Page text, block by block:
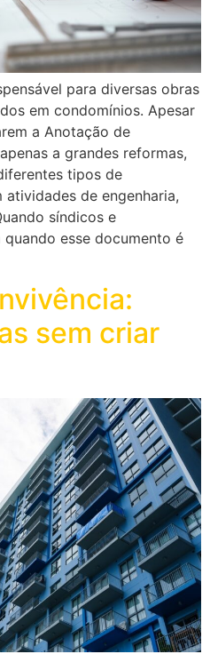
para diversas obras
em condomínios. Apesar
a Anotação de
a grandes reformas,
tipos de
de engenharia,
síndicos e
esse documento é
sem criar